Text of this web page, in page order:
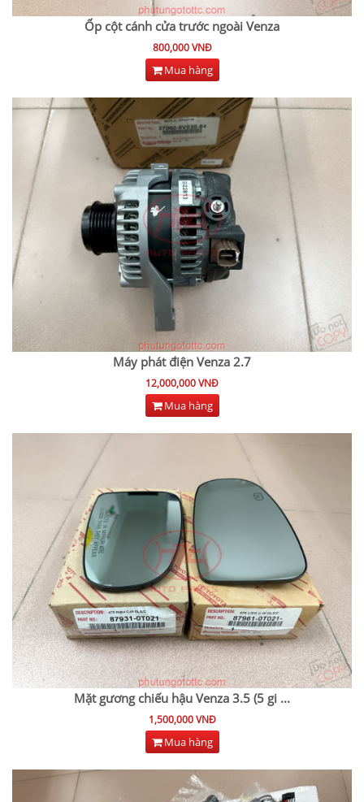
Ốp cột cánh cửa trước ngoài Venza
800,000 VNĐ
Mua hàng
Máy phát điện Venza 2.7
12,000,000 VNĐ
Mua hàng
Mặt gương chiếu hậu Venza 3.5 (5 gi ...
1,500,000 VNĐ
Mua hàng